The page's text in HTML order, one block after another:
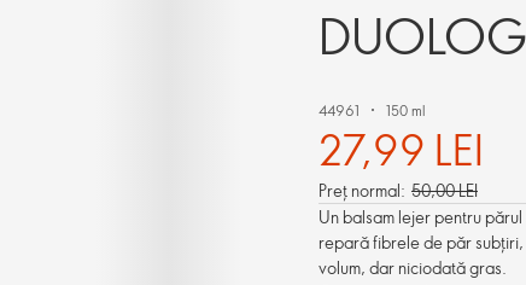
44961 150 ml
27,99 LEI
Preț normal: 50,00 LEI
Un balsam lejer pentru
repară fibrele de păr
volum, dar niciodată gras.